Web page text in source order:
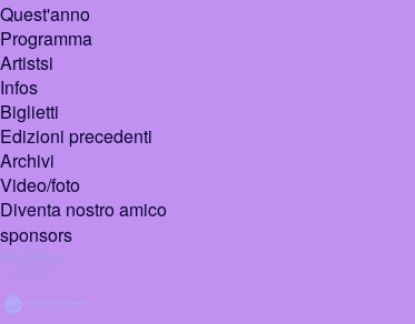
Quest'anno
Programma
Artistsi
Infos
Biglietti
Edizioni precedenti
Archivi
Video/foto
Diventa nostro amico
sponsors